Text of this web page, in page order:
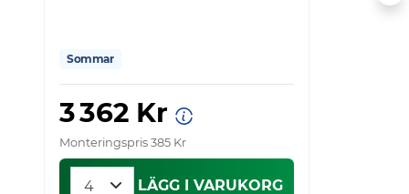
Sommar
3 362 Kr
Monteringspris 385 Kr
LÄGG I VARUKORG